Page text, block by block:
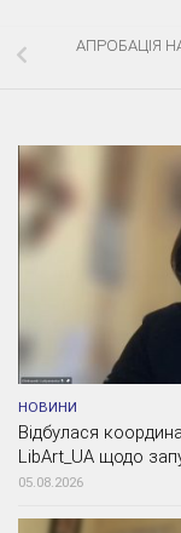
АПРОБАЦІЯ
НОВИНИ
Відбулася
LibArt_UA щодо
05.08.2026